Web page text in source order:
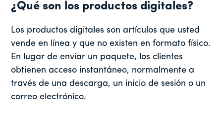
¿Qué son los productos digitales?
Los productos digitales son artículos que usted
vende en línea y que no existen en formato físico.
En lugar de enviar un paquete, los clientes
obtienen acceso instantáneo, normalmente a
través de una descarga, un inicio de sesión o un
correo electrónico.